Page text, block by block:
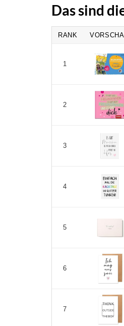
Das sind
RANK
1
2
3
4
5
6
7